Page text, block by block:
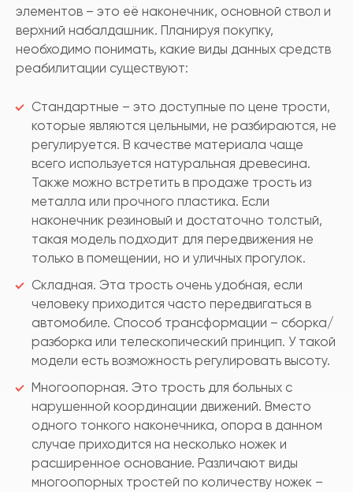
элементов – это её наконечник, основной ствол и
верхний набалдашник. Планируя покупку,
необходимо понимать, какие виды данных средств
реабилитации существуют:
Стандартные – это доступные по цене трости,
которые являются цельными, не разбираются, не
регулируется. В качестве материала чаще
всего используется натуральная древесина.
Также можно встретить в продаже трость из
металла или прочного пластика. Если
наконечник резиновый и достаточно толстый,
такая модель подходит для передвижения не
только в помещении, но и уличных прогулок.
Складная. Эта трость очень удобная, если
человеку приходится часто передвигаться в
автомобиле. Способ трансформации – сборка/
разборка или телескопический принцип. У такой
модели есть возможность регулировать высоту.
Многоопорная. Это трость для больных с
нарушенной координации движений. Вместо
одного тонкого наконечника, опора в данном
случае приходится на несколько ножек и
расширенное основание. Различают виды
многоопорных тростей по количеству ножек –